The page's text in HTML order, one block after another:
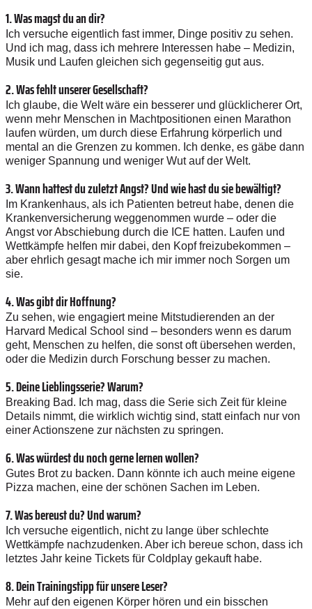
1. Was magst du an dir?
Ich versuche eigentlich fast immer, Dinge positiv zu sehen.
Und ich mag, dass ich mehrere Interessen habe – Medizin,
Musik und Laufen gleichen sich gegenseitig gut aus.
2. Was fehlt unserer ­Gesellschaft?
Ich glaube, die Welt wäre ein besserer und glücklicherer Ort,
wenn mehr Menschen in Machtpositionen einen ­Marathon
laufen würden, um durch diese Erfahrung körperlich und
mental an die Grenzen zu kommen. Ich denke, es gäbe dann
weniger Spannung und weniger Wut auf der Welt.
3. Wann hattest du zuletzt Angst? Und wie hast du sie ­be­wältigt?
Im Krankenhaus, als ich Patienten betreut habe, denen die
Krankenversicherung weggenommen wurde – oder die
Angst vor Abschiebung durch die ICE hatten. Laufen und
Wettkämpfe helfen mir dabei, den Kopf freizubekommen –
aber ehrlich gesagt mache ich mir immer noch Sorgen um
sie.
4. Was gibt dir ­Hoffnung?
Zu sehen, wie engagiert meine Mitstudierenden an der
Harvard Medical School sind – besonders wenn es darum
geht, Menschen zu helfen, die sonst oft übersehen werden,
oder die Medizin durch Forschung besser zu machen.
5. Deine Lieblings­serie? Warum?
Breaking Bad. Ich mag, dass die Serie sich Zeit für kleine
Details nimmt, die wirklich wichtig sind, statt einfach nur von
einer Actionszene zur nächsten zu springen.
6. Was würdest du noch gerne ­lernen wollen?
Gutes Brot zu backen. Dann könnte ich auch meine eigene
Pizza machen, eine der schönen Sachen im Leben.
7. Was bereust du? Und warum?
Ich versuche eigentlich, nicht zu lange über schlechte
Wettkämpfe nachzudenken. Aber ich bereue schon, dass ich
letztes Jahr keine Tickets für Coldplay gekauft habe.
8. Dein Trainingstipp für unsere Leser?
Mehr auf den eigenen Körper hören und ein bisschen